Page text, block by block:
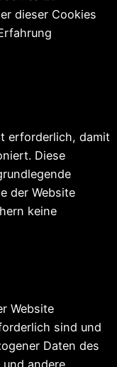
dieser Cookies
erforderlich, damit
Diese
der Website
keine
Website
sind und
Daten des
andere